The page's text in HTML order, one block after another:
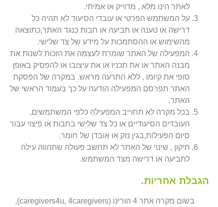
לאתר הינו מלא , מדוייק או אמיתי.
על המשתמש הפרטי או עובדי הסיעוד לא תהיה כל
דרישה או טענה או תביעה או חבות כנגד האתר,כתוצאה
מהשימוש או ההסתמכות על מידע של צד שלישי.
המפעילה של האתר שומרת לעצמה את הזכות לשנות את
מבנה האתר או את תכניו או את עיצובו או להפסיק באופן
סופי את קיומו , ללא התרעה מראש. במקרה של הפסקת
האתר תפרסם המפעילה הודעה על כך בעמוד הראשי של
האתר.
בכל מקרה לא תחוייב המפעילה כלפי המשתמשים,
העובדים הסיעודיים או כל צד שלישי בחבות או פיצוי עבור
סיום הפעילות,בגין נזק או אובדן של חומר.
תיקון , שינוי של האתר לא תחשב פעולה שתהווה עילה
לתביעה או דרישה מצד המשתמש.
הגבלת אחריות.
בשום מקרה אתר 4 הורינו (caregivers4u, 4caregivers),